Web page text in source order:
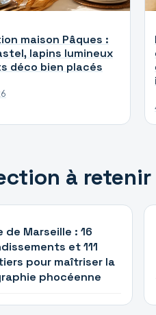
maison Pâques :
lapins lumineux
déco bien placés
à retenir
de Marseille : 16
et 111
pour maîtriser la
phocéenne